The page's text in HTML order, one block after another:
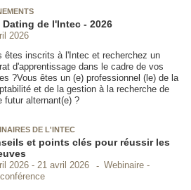
Dating de l'Intec - 2026
2026
êtes inscrits à l'Intec et recherchez un
d'apprentissage dans le cadre de vos
?Vous êtes un (e) professionnel (le) de la
et de la gestion à la recherche de
futur alternant(e) ?
DE L'INTEC
et points clés pour réussir les
2026 21 avril 2026
Webinaire -